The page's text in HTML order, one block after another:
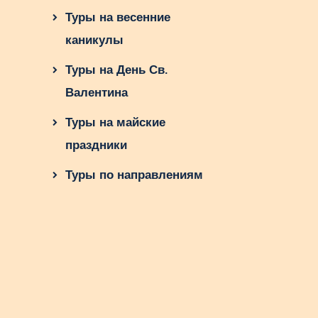
Туры на весенние
каникулы
Туры на День Св.
Валентина
Туры на майские
праздники
Туры по направлениям